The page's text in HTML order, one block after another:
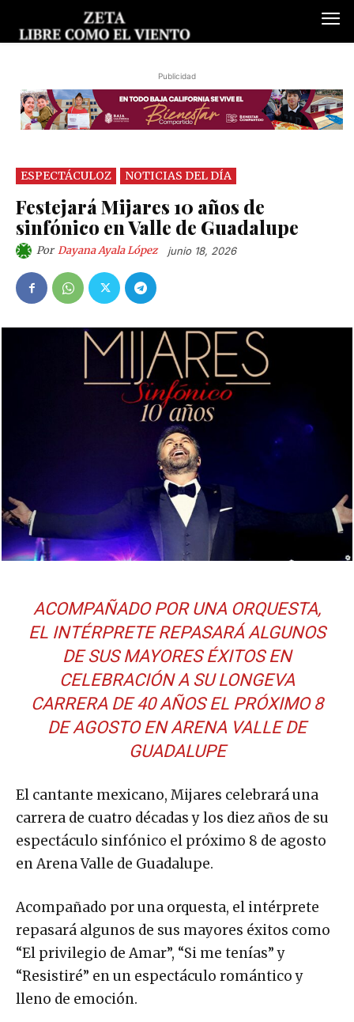
Publicidad
ESPECTÁCULOZ NOTICIAS DEL DÍA
Festejará Mijares 10 años de
sinfónico en Valle de Guadalupe
Por Dayana Ayala López junio 18, 2026
ACOMPAÑADO POR UNA ORQUESTA,
EL INTÉRPRETE REPASARÁ ALGUNOS
DE SUS MAYORES ÉXITOS EN
CELEBRACIÓN A SU LONGEVA
CARRERA DE 40 AÑOS EL PRÓXIMO 8
DE AGOSTO EN ARENA VALLE DE
GUADALUPE
El cantante mexicano, Mijares celebrará una
carrera de cuatro décadas y los diez años de su
espectáculo sinfónico el próximo 8 de agosto
en Arena Valle de Guadalupe.
Acompañado por una orquesta, el intérprete
repasará algunos de sus mayores éxitos como
“El privilegio de Amar”, “Si me tenías” y
“Resistiré” en un espectáculo romántico y
lleno de emoción.